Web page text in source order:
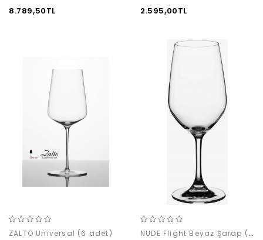
8.789,50TL 2.595,00TL
ZALTO Universal (6 adet) NUDE Flight Beyaz Şarap (6'lı)